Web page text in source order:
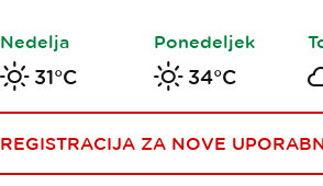
Nedelja
31°C
Ponedeljek
34°C
REGISTRACIJA ZA NOVE